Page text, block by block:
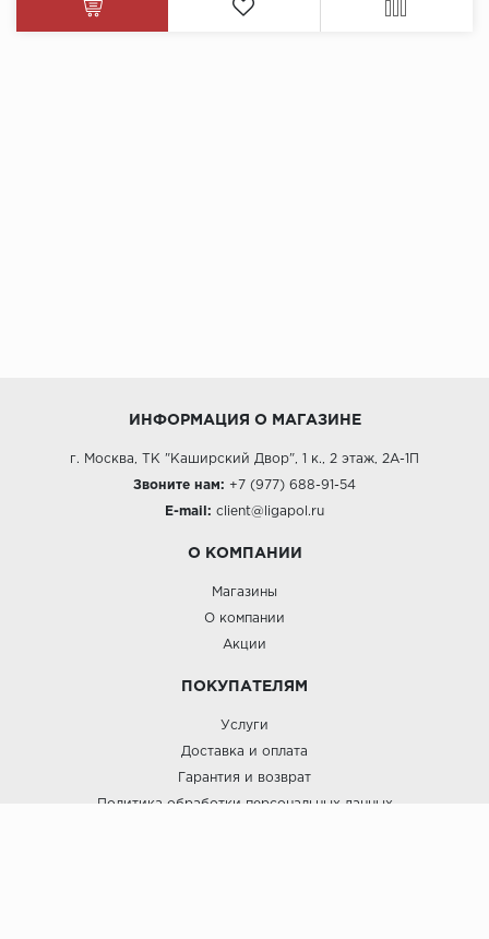
ИНФОРМАЦИЯ О МАГАЗИНЕ
г. Москва, ТК "Каширский Двор", 1 к., 2 этаж, 2А-1П
Звоните нам: +7 (977) 688-91-54
E-mail: client@ligapol.ru
О КОМПАНИИ
Магазины
О компании
Акции
ПОКУПАТЕЛЯМ
Услуги
Доставка и оплата
Гарантия и возврат
Политика обработки персональных данных